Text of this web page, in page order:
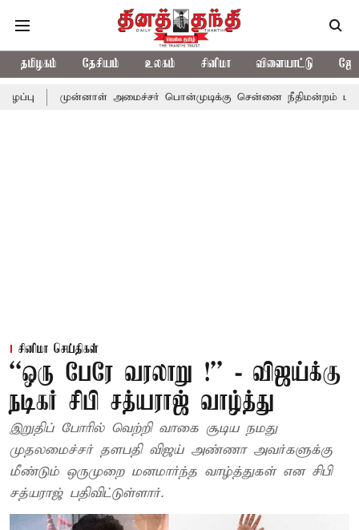
தமிழகம் தேசியம் உலகம் சினிமா விளையாட்டு
அமைச்சர் பொன்முடிக்கு சென்னை நீதிமன்றம் பிடிவாராண்ட்
சினிமா செய்திகள்
``ஒரு பேரே வரலாறு !'' - விஜய்க்கு
நடிகர் சிபி சத்யராஜ் வாழ்த்து
இறுதிப் போரில் வெற்றி வாகை சூடிய நமது
முதலமைச்சர் தளபதி விஜய் அண்ணா அவர்களுக்கு
மீண்டும் ஒருமுறை மனமார்ந்த வாழ்த்துகள் என சிபி
சத்யராஜ் பதிவிட்டுள்ளார்.